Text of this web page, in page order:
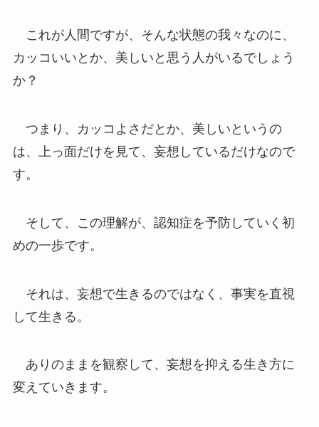
これが人間ですが、そんな状態の我々なのに、
カッコいいとか、美しいと思う人がいるでしょう
か？
つまり、カッコよさだとか、美しいというの
は、上っ面だけを見て、妄想しているだけなので
す。
そして、この理解が、認知症を予防していく初
めの一歩です。
それは、妄想で生きるのではなく、事実を直視
して生きる。
ありのままを観察して、妄想を抑える生き方に
変えていきます。